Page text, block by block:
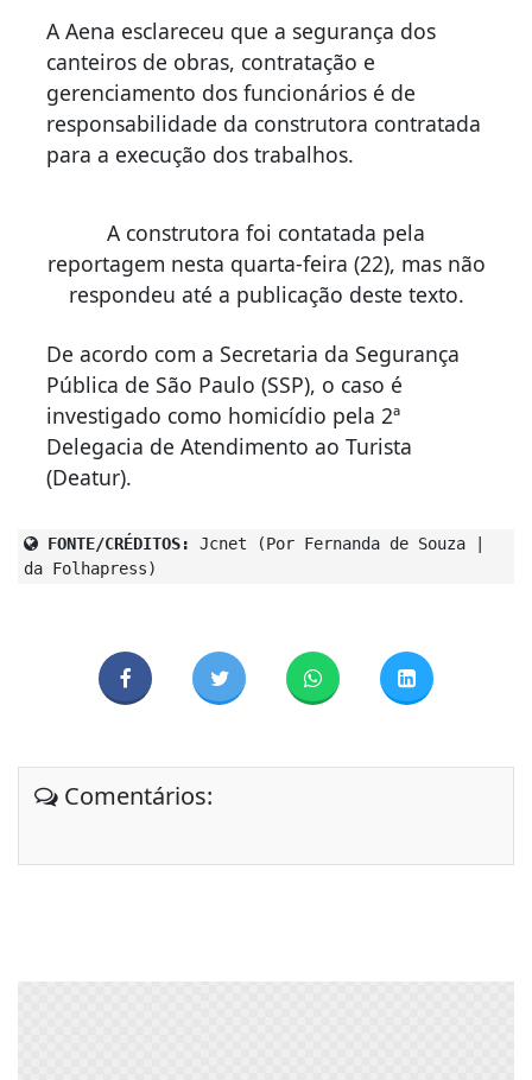
A Aena esclareceu que a segurança dos
canteiros de obras, contratação e
gerenciamento dos funcionários é de
responsabilidade da construtora contratada
para a execução dos trabalhos.
A construtora foi contatada pela
reportagem nesta quarta-feira (22), mas não
respondeu até a publicação deste texto.
De acordo com a Secretaria da Segurança
Pública de São Paulo (SSP), o caso é
investigado como homicídio pela 2ª
Delegacia de Atendimento ao Turista
(Deatur).
FONTE/CRÉDITOS:
Jcnet (Por Fernanda de Souza |
da Folhapress)
Comentários: